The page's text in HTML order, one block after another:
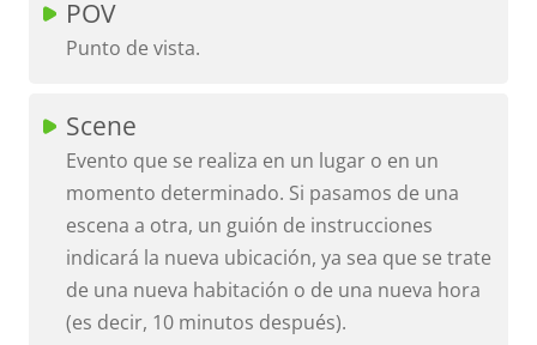
POV
Punto de vista.
Scene
Evento que se realiza en un lugar o en un
momento determinado. Si pasamos de una
escena a otra, un guión de instrucciones
indicará la nueva ubicación, ya sea que se trate
de una nueva habitación o de una nueva hora
(es decir, 10 minutos después).